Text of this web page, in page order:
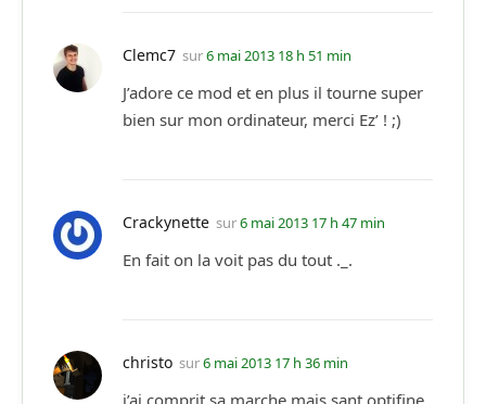
Clemc7 sur6 mai 2013 18 h 51 min
J’adore ce mod et en plus il tourne super
bien sur mon ordinateur, merci Ez’ ! ;)
Crackynette sur6 mai 2013 17 h 47 min
En fait on la voit pas du tout ._.
christo sur6 mai 2013 17 h 36 min
j’ai comprit sa marche mais sant optifine